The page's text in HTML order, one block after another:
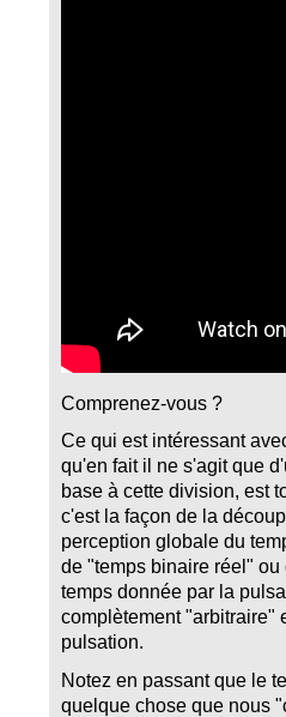
Comprenez-vous ?
Ce qui est intéressant
qu'en fait il ne s'agit que
base à cette division, est
c'est la façon de la
perception globale du
de "temps binaire réel"
temps donnée par la
complètement "arbitraire"
pulsation.
Notez en passant que le
quelque chose que nous